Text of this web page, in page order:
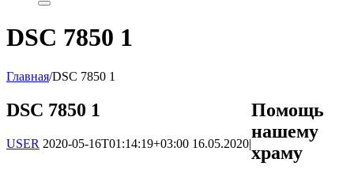
DSC 7850 1
Главная/DSC 7850 1
DSC 7850 1
USER 2020-05-16T01:14:19+03:00 16.05.2020|
Помощь
нашему
храму